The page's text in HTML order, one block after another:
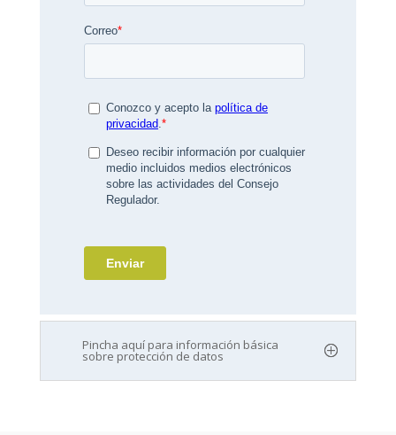
Pincha aquí para información básica
sobre protección de datos